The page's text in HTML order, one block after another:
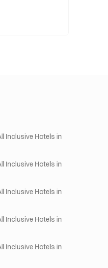
Inclusive Hotels in
Inclusive Hotels in
Inclusive Hotels in
Inclusive Hotels in
Inclusive Hotels in